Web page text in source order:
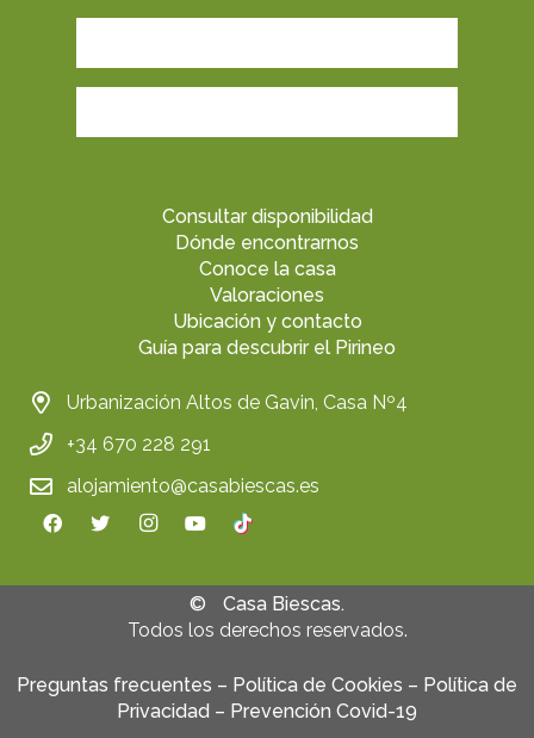
Consultar disponibilidad
Dónde encontrarnos
Conoce la casa
Valoraciones
Ubicación y contacto
Guía para descubrir el Pirineo
Urbanización Altos de Gavin, Casa Nº4
+34 670 228 291
alojamiento@casabiescas.es
©
Casa Biescas.
Todos los derechos reservados.
Preguntas frecuentes – Política de Cookies – Política de
Privacidad – Prevención Covid-19